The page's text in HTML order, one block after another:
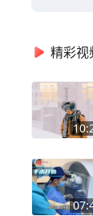
精彩视